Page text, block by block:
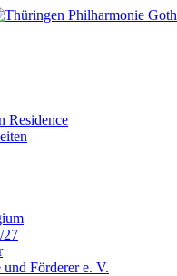
Residence
27
und Förderer e. V.